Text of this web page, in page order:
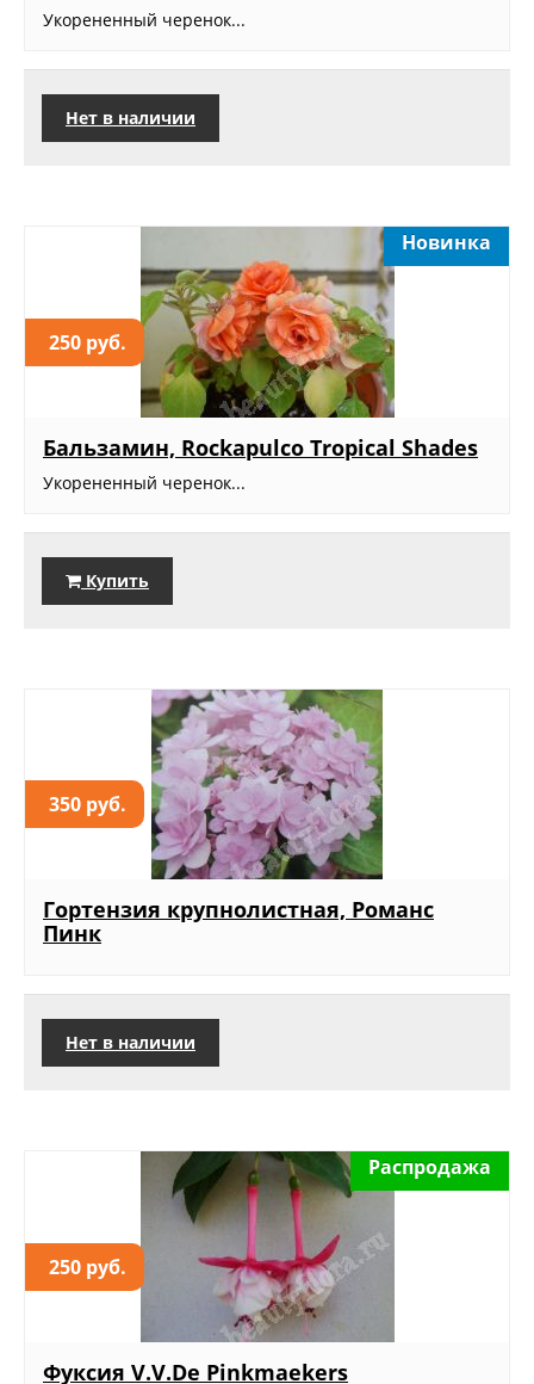
Укорененный черенок...
Нет в наличии
250 руб.
Новинка
Бальзамин, Rockapulco Tropical Shades
Укорененный черенок...
Купить
350 руб.
Гортензия крупнолистная, Романс
Пинк
Нет в наличии
250 руб.
Распродажа
Фуксия V.V.De Pinkmaekers